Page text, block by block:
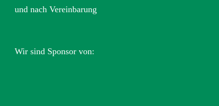
und nach Vereinbarung
Wir sind Sponsor von: